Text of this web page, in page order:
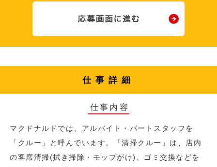
仕事詳細
仕事内容
マクドナルドでは、アルバイト・パートスタッフを
「クルー」と呼んでいます。「清掃クルー」は、店内
の客席清掃(拭き掃除・モップがけ)、ゴミ交換などを